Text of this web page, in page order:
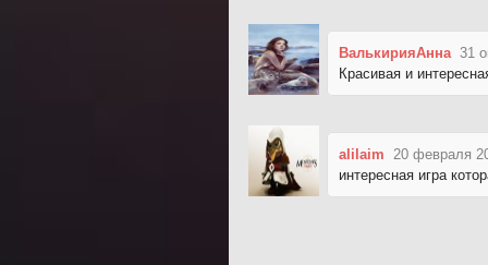
ВалькирияАнна 31
Красивая и
alilaim 20 февраля
интересная игра